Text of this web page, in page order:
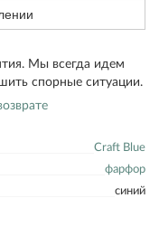
Craft Blue
фарфор
синий
Мы всегда идем
спорные ситуации.